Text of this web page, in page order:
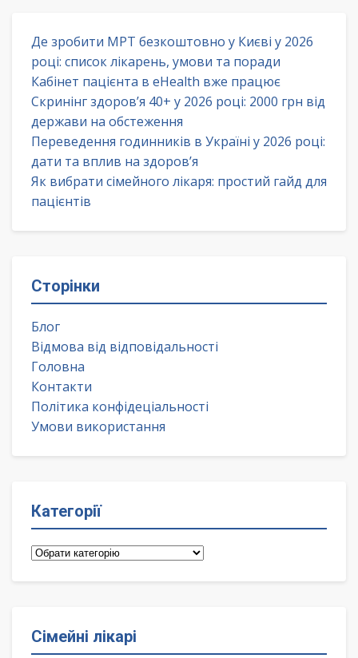
Де зробити МРТ безкоштовно у Києві у 2026
році: список лікарень, умови та поради
Кабінет пацієнта в eHealth вже працює
Скринінг здоров’я 40+ у 2026 році: 2000 грн від
держави на обстеження
Переведення годинників в Україні у 2026 році:
дати та вплив на здоров’я
Як вибрати сімейного лікаря: простий гайд для
пацієнтів
Сторінки
Блог
Відмова від відповідальності
Головна
Контакти
Політика конфідеціальності
Умови використання
Категорії
Категорії
Сімейні лікарі